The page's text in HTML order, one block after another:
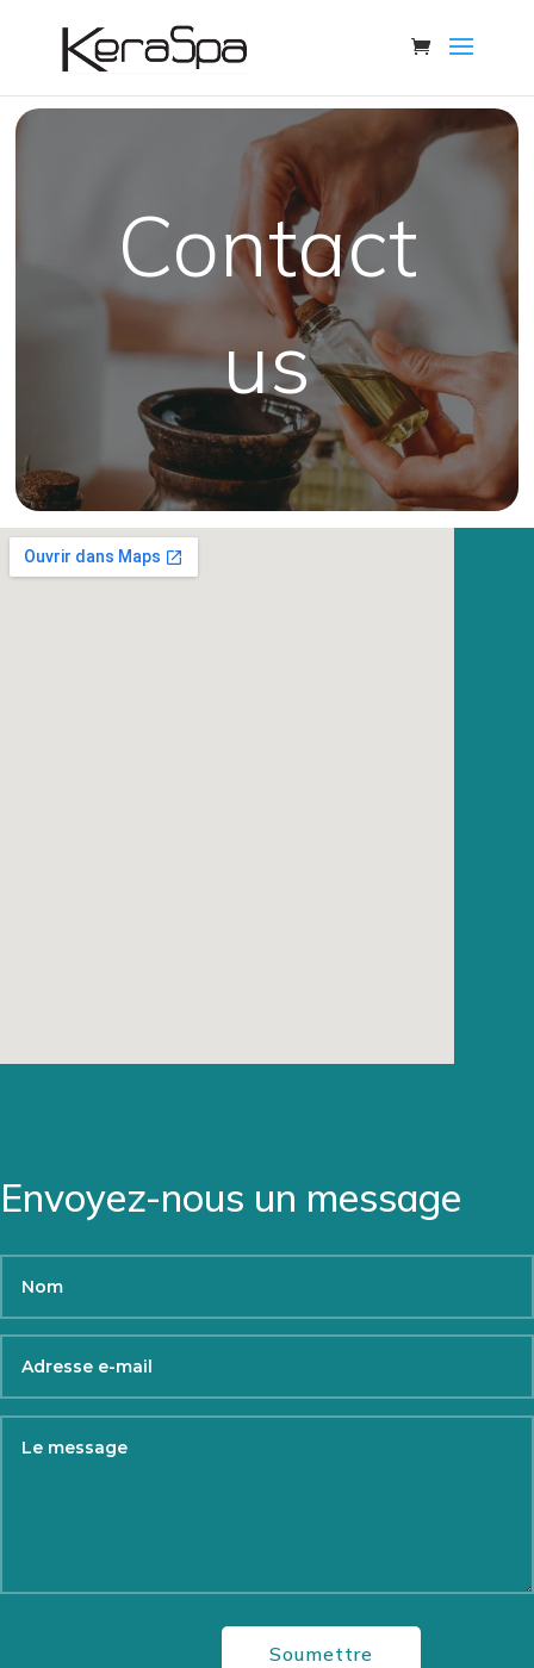
Contact
us
Envoyez-nous un message
Soumettre